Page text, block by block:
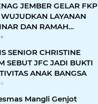
JEMBER GELAR FKP
LAYANAN
DAN RAMAH
SENIOR CHRISTINE
SEBUT JFC JADI BUKTI
ANAK BANGSA
Mangli Genjot